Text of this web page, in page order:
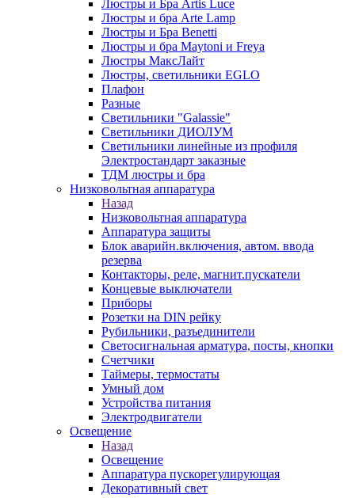
Люстры и Бра Artis Luce
Люстры и бра Arte Lamp
Люстры и Бра Benetti
Люстры и бра Maytoni и Freya
Люстры МаксЛайт
Люстры, светильники EGLO
Плафон
Разные
Светильники "Galassie"
Светильники ДИОЛУМ
Светильники линейные из профиля
Электростандарт заказные
ТДМ люстры и бра
Низковольтная аппаратура
Назад
Низковольтная аппаратура
Аппаратура защиты
Блок аварийн.включения, автом. ввода
резерва
Контакторы, реле, магнит.пускатели
Концевые выключатели
Приборы
Розетки на DIN рейку
Рубильники, разъединители
Светосигнальная арматура, посты, кнопки
Счетчики
Таймеры, термостаты
Умный дом
Устройства питания
Электродвигатели
Освещение
Назад
Освещение
Аппаратура пускорегулирующая
Декоративный свет